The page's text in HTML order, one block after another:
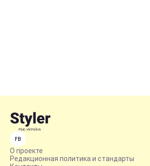
FB
О проекте
Редакционная политика и стандарты